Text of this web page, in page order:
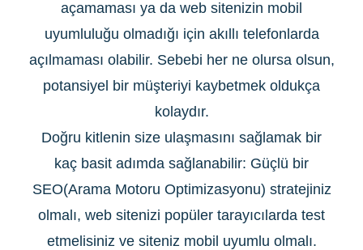
açamaması ya da web sitenizin mobil
uyumluluğu olmadığı için akıllı telefonlarda
açılmaması olabilir. Sebebi her ne olursa olsun,
potansiyel bir müşteriyi kaybetmek oldukça
kolaydır.
Doğru kitlenin size ulaşmasını sağlamak bir
kaç basit adımda sağlanabilir: Güçlü bir
SEO(Arama Motoru Optimizasyonu) stratejiniz
olmalı, web sitenizi popüler tarayıcılarda test
etmelisiniz ve siteniz mobil uyumlu olmalı.